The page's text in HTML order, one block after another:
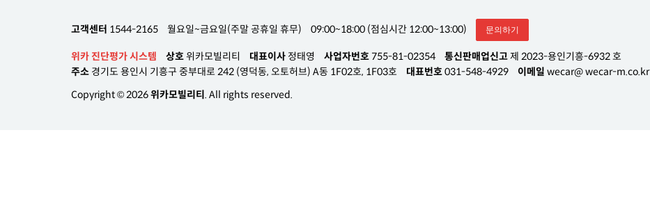
고객센터 1544-2165 월요일~금요일(주말 공휴일 휴무) 09:00~18:00 (점심시간 12:00~13:00) 문의하기
위카 진단평가 시스템 상호위카모빌리티 대표이사 정태영 사업자번호 755-81-02354 통신판매업신고제 2023-용인기흥-6932 호
주소 경기도 용인시 기흥구 중부대로 242 (영덕동, 오토허브) A동 1F02호, 1F03호 대표번호031-548-4929 이메일 wecar@ wecar-m.co.kr
Copyright © 2026위카모빌리티. All rights reserved.